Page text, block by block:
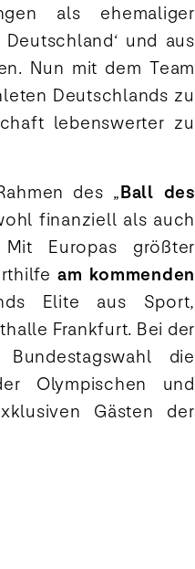
als ehemaliger
und aus
Nun mit dem Team
Deutschlands zu
lebenswerter zu
des „Ball des
finanziell als auch
Europas größter
am kommenden
Elite aus Sport,
Frankfurt. Bei der
die
Olympischen und
Gästen der